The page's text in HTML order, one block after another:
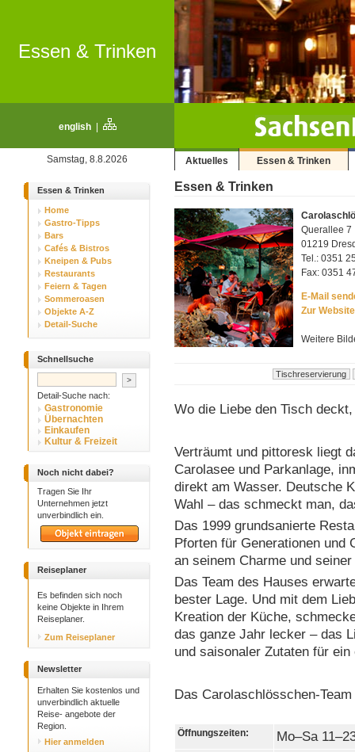
Essen & Trinken
english|
Samstag, 8.8.2026 Aktuelles Essen & Trinken
Essen & Trinken
Home
Gastro-Tipps
Bars
Cafés & Bistros
Kneipen & Pubs
Restaurants
Feiern & Tagen
Sommeroasen
Objekte A-Z
Detail-Suche
Schnellsuche
Detail-Suche nach:
Gastronomie
Übernachten
Einkaufen
Kultur & Freizeit
Noch nicht dabei?
Tragen Sie Ihr
Unternehmen jetzt
unverbindlich ein.
Reiseplaner
Es befinden sich noch
keine Objekte in Ihrem
Reiseplaner.
Zum Reiseplaner
Newsletter
Erhalten Sie kostenlos und
unverbindlich aktuelle
Reise- angebote der
Region.
Hier anmelden
Essen & Trinken
Querallee 7
01219
Tel.: 0351
Fax: 0351
E-Mail
Zur Website
Weitere
Wo die Liebe den Tisch
Verträumt und pittoresk liegt
Carolasee und Parkanlage,
direkt am Wasser. Deutsche
Wahl – das schmeckt man,
Das 1999 grundsanierte
Pforten für Generationen und
an seinem Charme und
Das Team des Hauses
bester Lage. Und mit dem
Kreation der Küche,
das ganze Jahr lecker – das
und saisonaler Zutaten für
Das Carolaschlösschen-
Öffnungszeiten: Mo–Sa